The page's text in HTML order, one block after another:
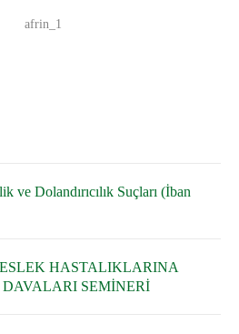
ve Dolandırıcılık Suçları (İban
HASTALIKLARINA
SEMİNERİ